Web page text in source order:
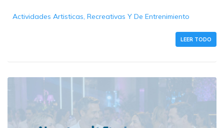
Actividades Artisticas, Recreativas Y De Entrenimiento
LEER TODO